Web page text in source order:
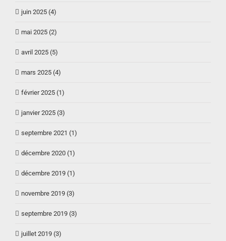
juin 2025 (4)
mai 2025 (2)
avril 2025 (5)
mars 2025 (4)
février 2025 (1)
janvier 2025 (3)
septembre 2021 (1)
décembre 2020 (1)
décembre 2019 (1)
novembre 2019 (3)
septembre 2019 (3)
juillet 2019 (3)